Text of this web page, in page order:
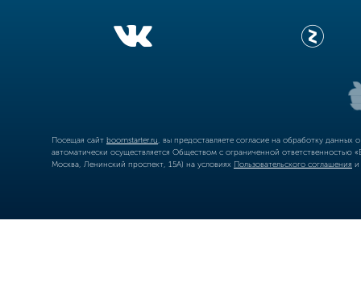
Посещая сайт boomstarter.ru , вы предоставляете согласие на обработку
автоматически осуществляется Обществом с ограниченной
Москва, Ленинский проспект, 15А) на условиях Пользовательского соглашения и